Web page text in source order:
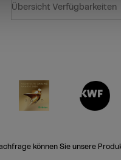
Übersicht Verfügbarkeiten
können Sie unsere